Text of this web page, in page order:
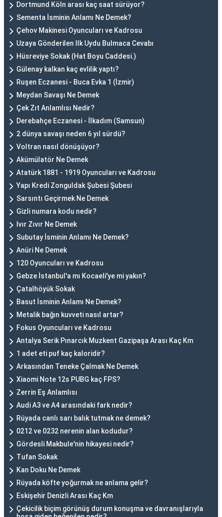
Dortmund Köln arası kaç saat sürüyor?
Sementa İsminin Anlamı Ne Demek?
Çehov Makinesi Oyuncuları ve Kadrosu
Uzaya Gönderilen Ilk Uydu Bulmaca Cevabı
Hüsreviye Sokak (Hat Boyu Caddesi.)
Gülenay kalkan kaç evlilik yaptı?
Ruşen Eczanesi - Buca Evka 1 (İzmir)
Meydan Savaşı Ne Demek
Çek Zıt Anlamlısı Nedir?
Derebahçe Eczanesi - İlkadım (Samsun)
2 dünya savaşı neden 6 yıl sürdü?
Voltran nasıl dönüşüyor?
Akümülatör Ne Demek
Atatürk 1881 - 1919 Oyuncuları ve Kadrosu
Yapı Kredi Zonguldak Şubesi Şubesi
Sarsıntı Geçirmek Ne Demek
Gizli numara kodu nedir?
Ivır Zıvır Ne Demek
Subutay İsminin Anlamı Ne Demek?
Anüri Ne Demek
120 Oyuncuları ve Kadrosu
Gebze İstanbul'a mı Kocaeli'ye mi yakın?
Çatalhöyük Sokak
Basut İsminin Anlamı Ne Demek?
Metalik bağın kuvveti nasıl artar?
Fokus Oyuncuları ve Kadrosu
Antalya Serik Pınarcık Muzkent Gazipaşa Arası Kaç Km
1 adet eti puf kaç kaloridir?
Arkasından Teneke Çalmak Ne Demek
Xiaomi Note 12s PUBG kaç FPS?
Zerrin Eş Anlamlısı
Audi A3 ve A4 arasındaki fark nedir?
Rüyada canlı sarı balık tutmak ne demek?
0212 ve 0232 nerenin alan kodudur?
Gördesli Makbule'nin hikayesi nedir?
Tufan Sokak
Kan Doku Ne Demek
Rüyada köfte yoğurmak ne anlama gelir?
Eskişehir Denizli Arası Kaç Km
Çekicilik biçim görünüş durum konuşma ve davranışlarıyla